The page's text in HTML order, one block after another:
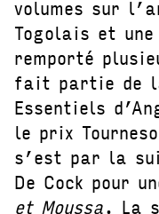
volumes sur
Togolais et
remporté
fait partie de
Essentiels
le prix
s’est par la
De Cock pour
et Moussa. La